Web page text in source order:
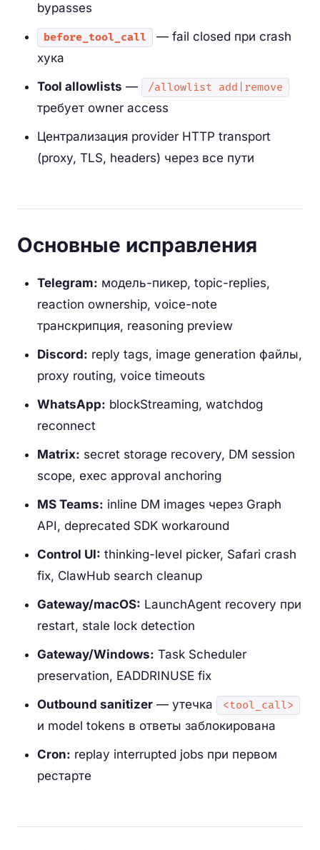
bypasses
before_tool_call
— fail closed при crash
хука
Tool allowlists — /allowlist add|remove
требует owner access
Централизация provider HTTP transport
(proxy, TLS, headers) через все пути
Основные исправления
Telegram: модель-пикер, topic-replies,
reaction ownership, voice-note
транскрипция, reasoning preview
Discord: reply tags, image generation файлы,
proxy routing, voice timeouts
WhatsApp: blockStreaming, watchdog
reconnect
Matrix: secret storage recovery, DM session
scope, exec approval anchoring
MS Teams: inline DM images через Graph
API, deprecated SDK workaround
Control UI: thinking-level picker, Safari crash
fix, ClawHub search cleanup
Gateway/macOS: LaunchAgent recovery при
restart, stale lock detection
Gateway/Windows: Task Scheduler
preservation, EADDRINUSE fix
Outbound sanitizer — утечка <tool_call>
и model tokens в ответы заблокирована
Cron: replay interrupted jobs при первом
рестарте